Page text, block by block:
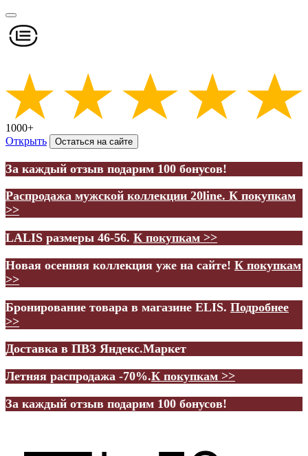
1000+
Открыть
Остаться на сайте
За каждый отзыв подарим 100 бонусов!
Распродажа мужской коллекции 20line. К покупкам
>>
LALIS размеры 46-56. К покупкам >>
Новая осенняя коллекция уже на сайте! К покупкам
>>
Бронирование товара в магазине ELIS. Подробнее
>>
Доставка в ПВЗ Яндекс.Маркет
Летняя распродажа -70%.К покупкам >>
За каждый отзыв подарим 100 бонусов!